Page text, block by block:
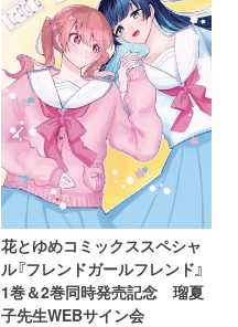
花とゆめコミックススペシャ
ル『フレンドガールフレンド』
1巻＆2巻同時発売記念 瑠夏
子先生WEBサイン会